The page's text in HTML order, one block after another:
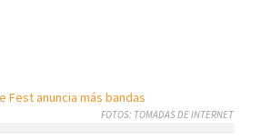
FOTOS: TOMADAS DE INTERNET